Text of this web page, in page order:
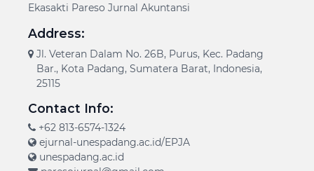
Ekasakti Pareso Jurnal Akuntansi
Address:
Jl. Veteran Dalam No. 26B, Purus, Kec. Padang
Bar., Kota Padang, Sumatera Barat, Indonesia,
25115
Contact Info:
+62 813-6574-1324
ejurnal-unespadang.ac.id/EPJA
unespadang.ac.id